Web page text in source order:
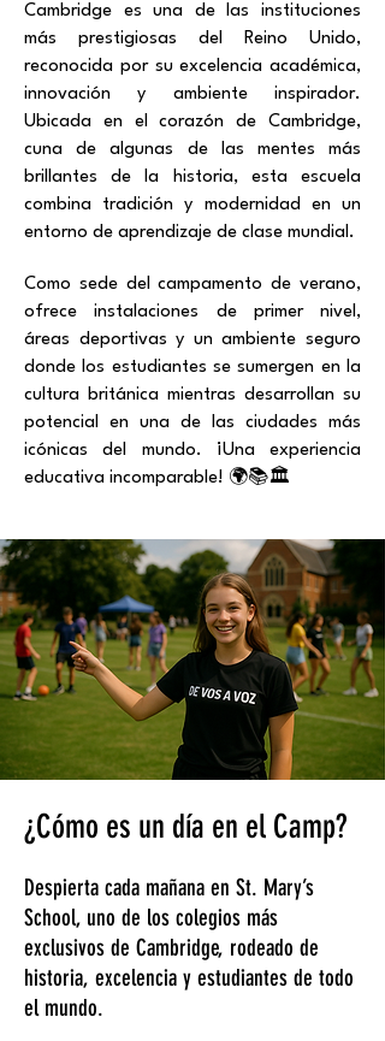
Cambridge es una de las instituciones
más prestigiosas del Reino Unido,
reconocida por su excelencia académica,
innovación y ambiente inspirador.
Ubicada en el corazón de Cambridge,
cuna de algunas de las mentes más
brillantes de la historia, esta escuela
combina tradición y modernidad en un
entorno de aprendizaje de clase mundial.
Como sede del campamento de verano,
ofrece instalaciones de primer nivel,
áreas deportivas y un ambiente seguro
donde los estudiantes se sumergen en la
cultura británica mientras desarrollan su
potencial en una de las ciudades más
icónicas del mundo. ¡Una experiencia
educativa incomparable! 🌍📚🏛️
¿Cómo es un día en el Camp?
Despierta cada mañana en St. Mary’s
School, uno de los colegios más
exclusivos de Cambridge, rodeado de
historia, excelencia y estudiantes de todo
el mundo.